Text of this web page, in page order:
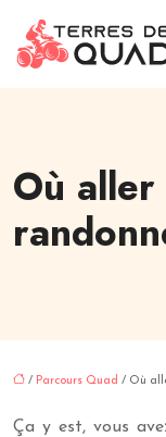
Où
/ Parcours Quad / Où
Ça y est, vous